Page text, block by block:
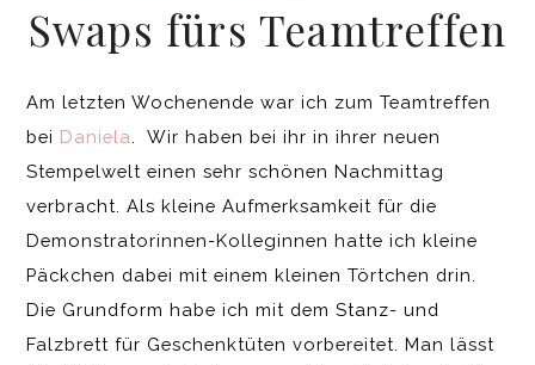
Swaps fürs Teamtreffen
Am letzten Wochenende war ich zum Teamtreffen
bei Daniela
. Wir haben bei ihr in ihrer neuen
Stempelwelt einen sehr schönen Nachmittag
verbracht. Als kleine Aufmerksamkeit für die
Demonstratorinnen-Kolleginnen hatte ich kleine
Päckchen dabei mit einem kleinen Törtchen drin.
Die Grundform habe ich mit dem Stanz- und
Falzbrett für Geschenktüten vorbereitet. Man lässt